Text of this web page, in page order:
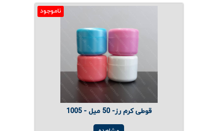
ناموجود
قوطی کرم رز- 50 میل - 1005